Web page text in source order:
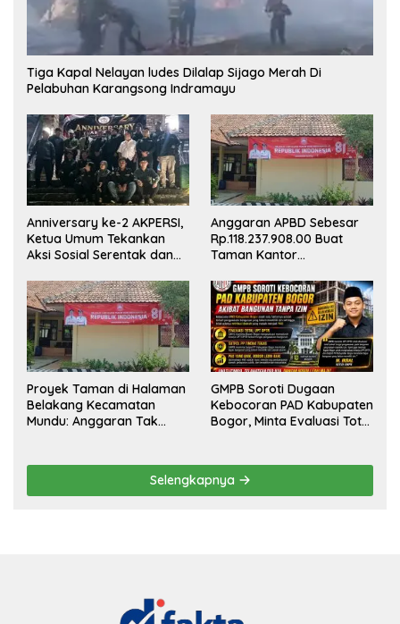
Tiga Kapal Nelayan ludes Dilalap Sijago Merah Di
Pelabuhan Karangsong Indramayu
Anniversary ke-2 AKPERSI,
Ketua Umum Tekankan
Aksi Sosial Serentak dan
Konstituen ke Dewan Pers
Anggaran APBD Sebesar
Rp.118.237.908.00 Buat
Taman Kantor
Masuk Akal, Harus
Dipertanggungjawabkan
Secara Terbuka!
Proyek Taman di Halaman
Belakang Kecamatan
Mundu: Anggaran Tak
GMPB Soroti Dugaan
Kebocoran PAD Kabupaten
Bogor, Minta Evaluasi Total
Selengkapnya